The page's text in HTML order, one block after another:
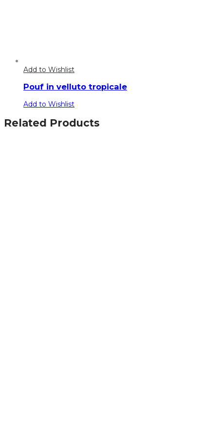
Add to Wishlist
Pouf in velluto tropicale
Add to Wishlist
Related Products